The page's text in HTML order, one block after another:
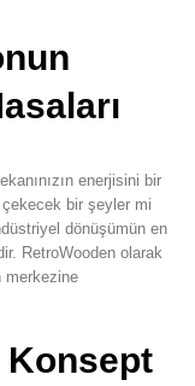
enerjisini bir
bir şeyler mi
dönüşümün en
RetroWooden olarak
merkezine
Konsept